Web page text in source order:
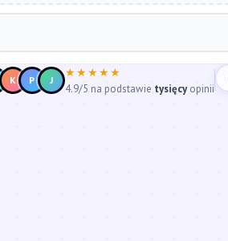
K P J
★★★★★
4.9/5 na podstawie tysięcyopinii